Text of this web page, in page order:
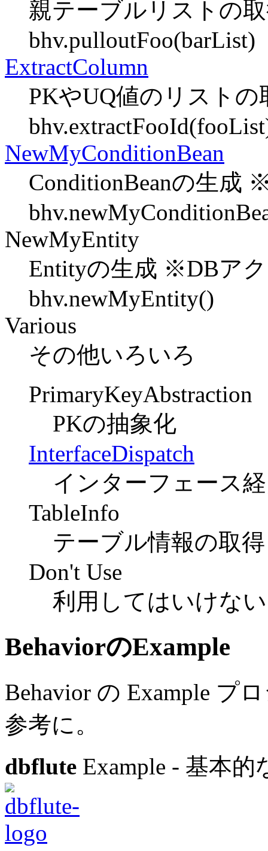
親テーブルリストの
bhv.pulloutFoo(barList)
ExtractColumn
PKやUQ値のリスト
NewMyConditionBean
ConditionBeanの生成
NewMyEntity
Entityの生成 ※DBア
bhv.newMyEntity()
Various
その他いろいろ
PrimaryKeyAbstraction
PKの抽象化
InterfaceDispatch
インターフェース
TableInfo
テーブル情報の取
Don't Use
利用してはいけない
BehaviorのExample
Behavior の Example プ
参考に。
dbflute Example - 基本的